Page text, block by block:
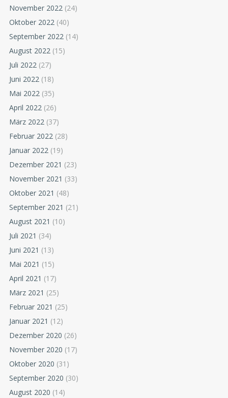
November 2022 (24)
Oktober 2022 (40)
September 2022 (14)
August 2022 (15)
Juli 2022 (27)
Juni 2022 (18)
Mai 2022 (35)
April 2022 (26)
März 2022 (37)
Februar 2022 (28)
Januar 2022 (19)
Dezember 2021 (23)
November 2021 (33)
Oktober 2021 (48)
September 2021 (21)
August 2021 (10)
Juli 2021 (34)
Juni 2021 (13)
Mai 2021 (15)
April 2021 (17)
März 2021 (25)
Februar 2021 (25)
Januar 2021 (12)
Dezember 2020 (26)
November 2020 (17)
Oktober 2020 (31)
September 2020 (30)
August 2020 (14)